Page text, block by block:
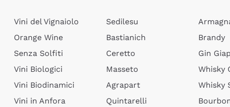
Vini del Vignaiolo
Orange Wine
Senza Solfiti
Vini Biologici
Vini Biodinamici
Vini in Anfora
Sedilesu
Bastianich
Ceretto
Masseto
Agrapart
Quintarelli
Brandy
Gin
Whisky
Whisky